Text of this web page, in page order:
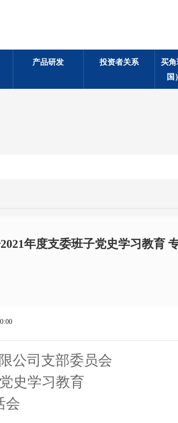
产品研发 投资者关系
买
国
年度支委班子党史学习教育
公司支部委员会
史学习教育
会